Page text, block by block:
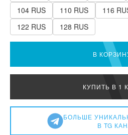
104 RUS
110 RUS 116
122 RUS
128 RUS
В
КУПИТЬ В 1
БОЛЬШЕ
В TG